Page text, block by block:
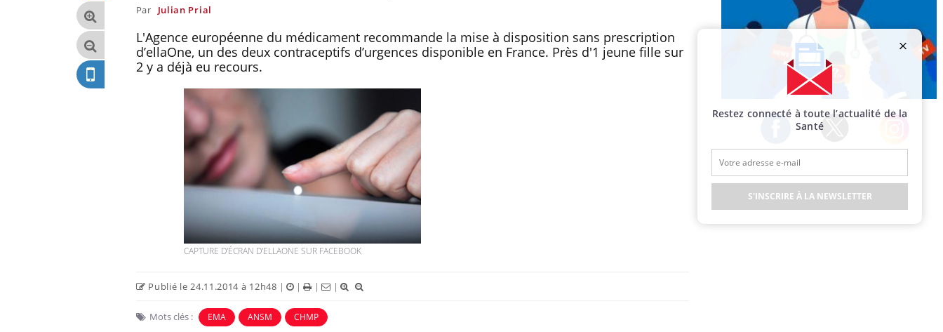
Par Julian Prial
L'Agence européenne du médicament recommande la mise à disposition sans prescription
d’ellaOne, un des deux contraceptifs d’urgences disponible en France. Près d'1 jeune fille sur
2 y a déjà eu recours.
CAPTURE D'ÉCRAN D'ELLAONE SUR FACEBOOK
Publié le 24.11.2014 à 12h48 | | | |
Mots clés : EMA ANSM CHMP
Facebook Twitter Instagram
Restez connecté à toute l’actualité de la
Santé
S'INSCRIRE À LA NEWSLETTER